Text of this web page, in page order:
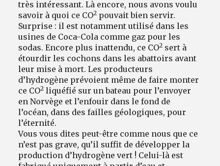
très intéressant. Là encore, nous avons voulu
savoir à quoi ce CO2 pouvait bien servir.
Surprise : il est notamment utilisé dans les
usines de Coca-Cola comme gaz pour les
sodas. Encore plus inattendu, ce CO2 sert à
étourdir les cochons dans les abattoirs avant
leur mise à mort. Les producteurs
d’hydrogène prévoient même de faire monter
ce CO2 liquéfié sur un bateau pour l’envoyer
en Norvège et l’enfouir dans le fond de
l’océan, dans des failles géologiques, pour
l’éternité.
Vous vous dites peut-être comme nous que ce
n’est pas grave, qu’il suffit de développer la
production d’hydrogène vert ! Celui-là est